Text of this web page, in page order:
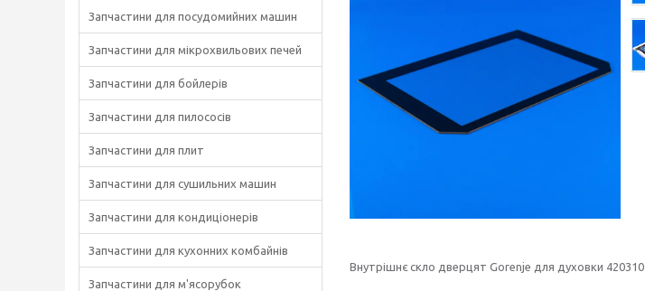
Внутрішнє скло дверцят Gorenje для духовки 420310
Запчастини для посудомийних машин
Запчастини для мікрохвильових печей
Запчастини для бойлерів
Запчастини для пилососів
Запчастини для плит
Запчастини для сушильних машин
Запчастини для кондиціонерів
Запчастини для кухонних комбайнів
Запчастини для м'ясорубок